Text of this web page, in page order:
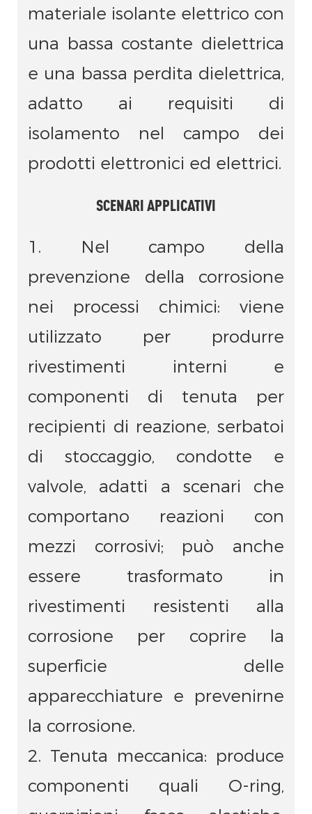
materiale isolante elettrico con
una bassa costante dielettrica
e una bassa perdita dielettrica,
adatto ai requisiti di
isolamento nel campo dei
prodotti elettronici ed elettrici.
SCENARI APPLICATIVI
1. Nel campo della
prevenzione della corrosione
nei processi chimici: viene
utilizzato per produrre
rivestimenti interni e
componenti di tenuta per
recipienti di reazione, serbatoi
di stoccaggio, condotte e
valvole, adatti a scenari che
comportano reazioni con
mezzi corrosivi; può anche
essere trasformato in
rivestimenti resistenti alla
corrosione per coprire la
superficie delle
apparecchiature e prevenirne
la corrosione.
2. Tenuta meccanica: produce
componenti quali O-ring,